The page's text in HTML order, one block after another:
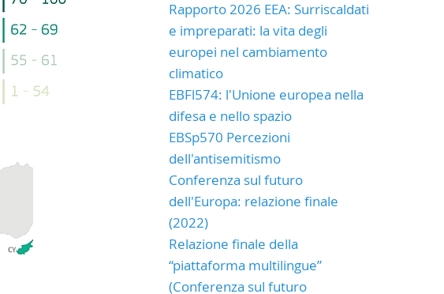
Rapporto 2026 EEA: Surriscaldati
e impreparati: la vita degli
europei nel cambiamento
climatico
EBFl574: l'Unione europea nella
difesa e nello spazio
EBSp570 Percezioni
dell'antisemitismo
Conferenza sul futuro
dell'Europa: relazione finale
(2022)
Relazione finale della
“piattaforma multilingue”
(Conferenza sul futuro